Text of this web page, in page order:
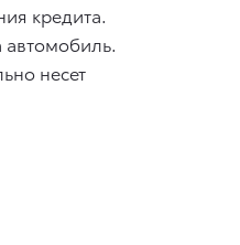
кредита.
несет